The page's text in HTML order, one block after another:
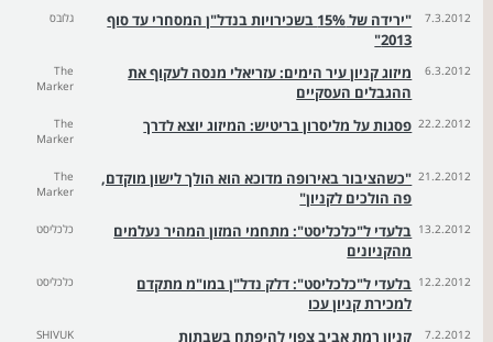
7.3.2012
"ירידה של 15% בשכירויות בנדל"ן המסחרי עד סוף
2013"
גלובס
6.3.2012
מיזוג קניון עיר הימים: עזריאלי מנסה לעקוף את
ההגבלים העסקיים
The
Marker
22.2.2012 פסגות על מליסרון בריטיש: המיזוג יוצא לדרך
The
Marker
21.2.2012 "כשהציבור באירופה מדוכא הוא הולך לישון מוקדם,
פה הולכים לקניון"
The
Marker
13.2.2012 בלעדי ל"כלכליסט": מתחמי המזון המהיר נעלמים
מהקניונים
כלכליסט
12.2.2012 בלעדי ל"כלכליסט": דלק נדל"ן במו"מ מתקדם
למכירת קניון עכו
כלכליסט
7.2.2012 קניון רמת אביב צפוי להיפתח בשבתות SHIVUK